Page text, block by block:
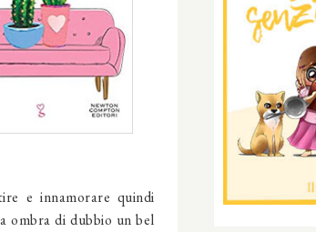
e innamorare quindi
ombra di dubbio un bel